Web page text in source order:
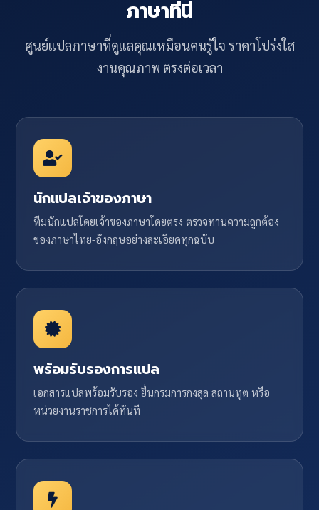
ภาษาที่นี่
ศูนย์แปลภาษาที่ดูแลคุณเหมือนคนรู้ใจ ราคาโปร่งใส
งานคุณภาพ ตรงต่อเวลา
นักแปลเจ้าของภาษา
ทีมนักแปลโดยเจ้าของภาษาโดยตรง ตรวจทานความถูกต้อง
ของภาษาไทย-อังกฤษอย่างละเอียดทุกฉบับ
พร้อมรับรองการแปล
เอกสารแปลพร้อมรับรอง ยื่นกรมการกงสุล สถานทูต หรือ
หน่วยงานราชการได้ทันที